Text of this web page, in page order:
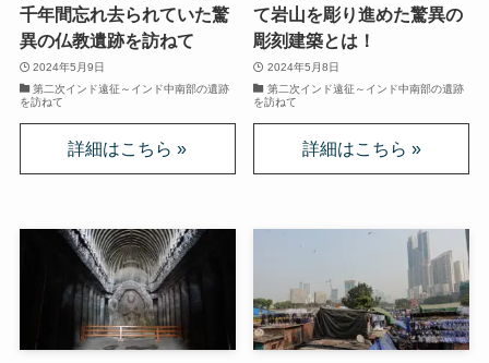
仏教聖地スリランカ紀行
第三次インド遠征～ブッダゆかりの地を巡る旅
仏教コラム＋α
仏教コラム・法話
お知らせ
千年間忘れ去られていた驚
異の仏教遺跡を訪ねて
2024年5月9日
第二次インド遠征～インド中南部の遺跡
を訪ねて
て岩山を彫り進めた驚異の
彫刻建築とは！
2024年5月8日
第二次インド遠征～インド中南部の遺跡
を訪ねて